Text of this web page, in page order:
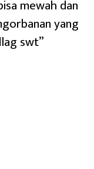
mewah dan
yang
swt”